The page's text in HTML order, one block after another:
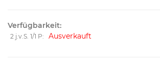
Verfügbarkeit:
2 j.v.S. 1/1 P: Ausverkauft